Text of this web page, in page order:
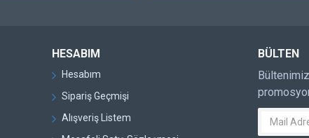
HESABIM
Hesabım
Sipariş Geçmişi
Alışveriş Listem
BÜLTEN